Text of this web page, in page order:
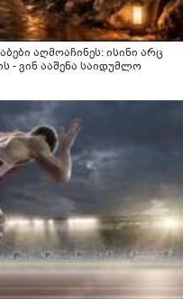
აღმოაჩინეს: ისინი არც
- ვინ ააშენა საიდუმლო